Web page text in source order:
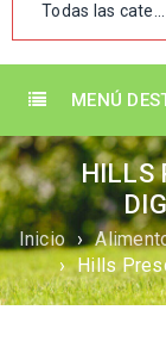
Todas las categorías
MENÚ
HILLS
Inicio ›
› Hills